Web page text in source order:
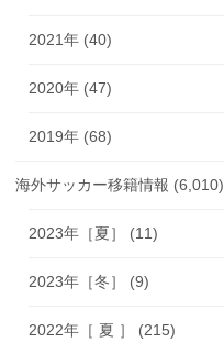
2021年 (40)
2020年 (47)
2019年 (68)
海外サッカー移籍情報 (6,010)
2023年［夏］ (11)
2023年［冬］ (9)
2022年［ 夏 ］ (215)